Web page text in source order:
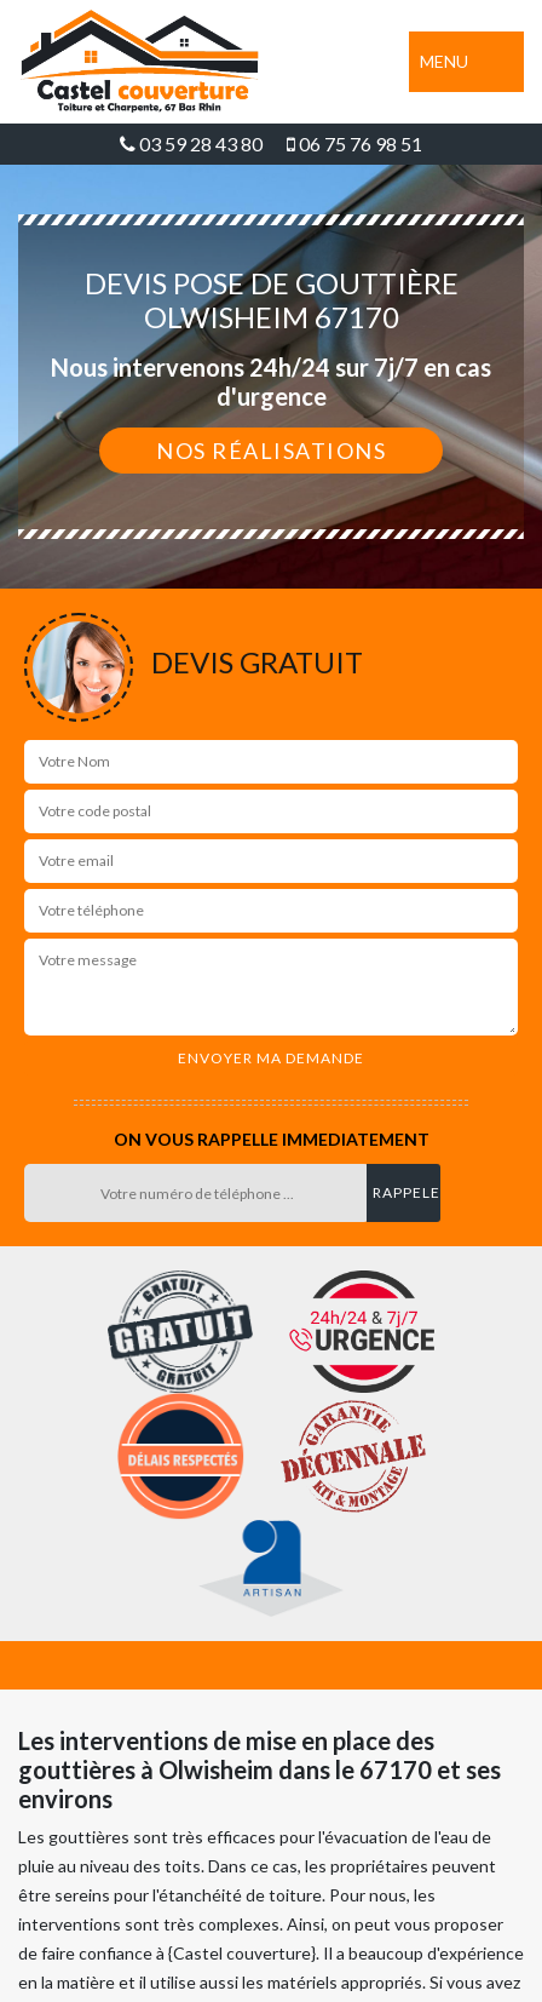
MENU
03 59 28 43 80 06 75 76 98 51
DEVIS POSE DE GOUTTIÈRE
OLWISHEIM 67170
Nous intervenons 24h/24 sur 7j/7 en cas
d'urgence
NOS RÉALISATIONS
DEVIS GRATUIT
ON VOUS RAPPELLE IMMEDIATEMENT
Les interventions de mise en place des
gouttières à Olwisheim dans le 67170 et ses
environs
Les gouttières sont très efficaces pour l'évacuation de l'eau de
pluie au niveau des toits. Dans ce cas, les propriétaires peuvent
être sereins pour l'étanchéité de toiture. Pour nous, les
interventions sont très complexes. Ainsi, on peut vous proposer
de faire confiance à {Castel couverture}. Il a beaucoup d'expérience
en la matière et il utilise aussi les matériels appropriés. Si vous avez